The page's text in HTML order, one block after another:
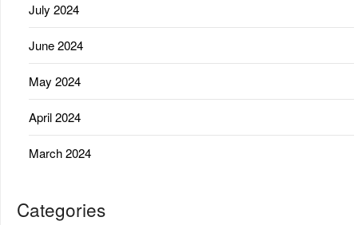
July 2024
June 2024
May 2024
April 2024
March 2024
Categories